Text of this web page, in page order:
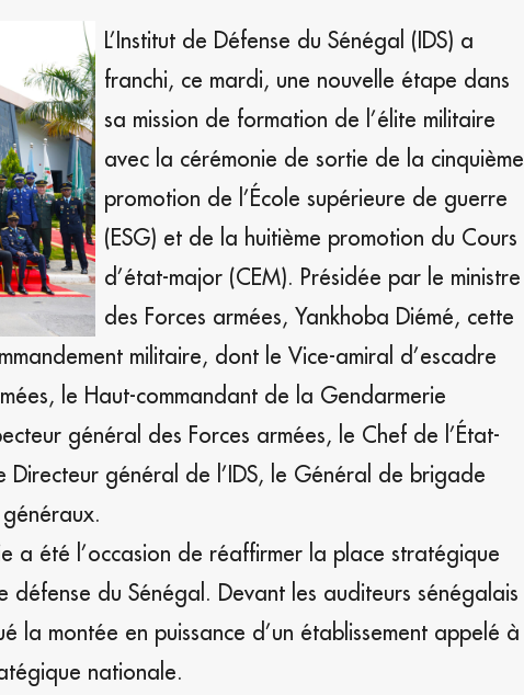
L’Institut de Défense du Sénégal (IDS) a
franchi, ce mardi, une nouvelle étape dans
sa mission de formation de l’élite militaire
avec la cérémonie de sortie de la cinquième
promotion de l’École supérieure de guerre
(ESG) et de la huitième promotion du Cours
d’état-major (CEM). Présidée par le ministre
des Forces armées, Yankhoba Diémé, cette
militaire, dont le Vice-amiral d’escadre
le Haut-commandant de la Gendarmerie
général des Forces armées, le Chef de l’État-
général de l’IDS, le Général de brigade
a été l’occasion de réaffirmer la place stratégique
défense du Sénégal. Devant les auditeurs sénégalais
la montée en puissance d’un établissement appelé à
nationale.